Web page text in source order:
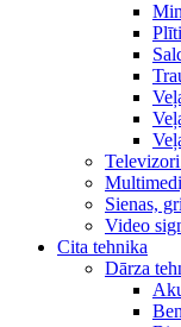
Sienas,
Video
Cita tehnika
Dārza